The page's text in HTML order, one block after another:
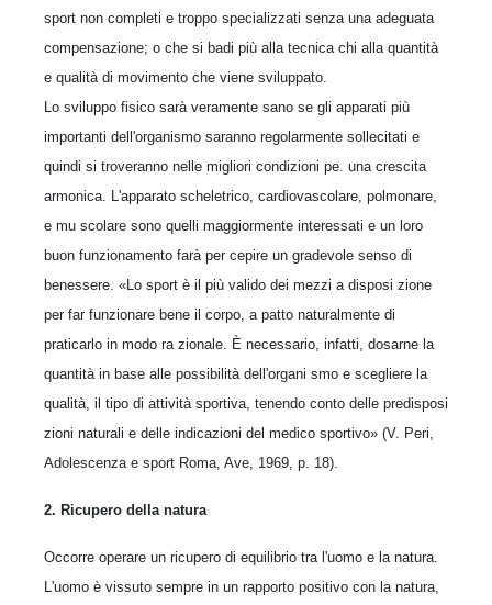
sport non completi e troppo specializzati senza una adeguata
compensazione; o che si badi più alla tecnica chi alla quantità
e qualità di movimento che viene sviluppato.
Lo sviluppo fisico sarà veramente sano se gli apparati più
importanti dell'organismo saranno regolarmente sollecitati e
quindi si troveranno nelle migliori condizioni pe. una crescita
armonica. L'apparato scheletrico, cardiovascolare, polmonare,
e mu scolare sono quelli maggiormente interessati e un loro
buon funzionamento farà per cepire un gradevole senso di
benessere. «Lo sport è il più valido dei mezzi a disposi zione
per far funzionare bene il corpo, a patto naturalmente di
praticarlo in modo ra zionale. È necessario, infatti, dosarne la
quantità in base alle possibilità dell'organi smo e scegliere la
qualità, il tipo di attività sportiva, tenendo conto delle predisposi
zioni naturali e delle indicazioni del medico sportivo» (V. Peri,
Adolescenza e sport Roma, Ave, 1969, p. 18).
2. Ricupero della natura
Occorre operare un ricupero di equilibrio tra l'uomo e la natura.
L'uomo è vissuto sempre in un rapporto positivo con la natura,